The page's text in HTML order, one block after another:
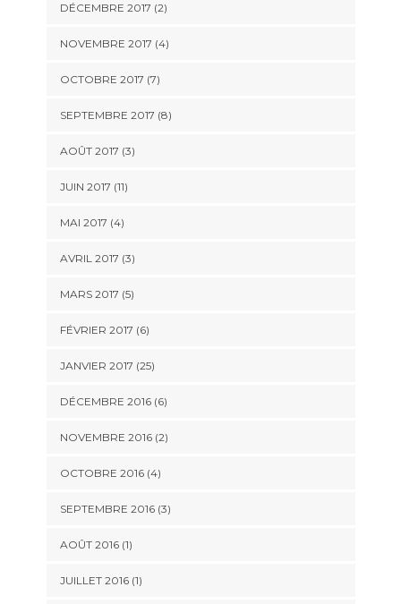
DÉCEMBRE 2017 (2)
NOVEMBRE 2017 (4)
OCTOBRE 2017 (7)
SEPTEMBRE 2017 (8)
AOÛT 2017 (3)
JUIN 2017 (11)
MAI 2017 (4)
AVRIL 2017 (3)
MARS 2017 (5)
FÉVRIER 2017 (6)
JANVIER 2017 (25)
DÉCEMBRE 2016 (6)
NOVEMBRE 2016 (2)
OCTOBRE 2016 (4)
SEPTEMBRE 2016 (3)
AOÛT 2016 (1)
JUILLET 2016 (1)